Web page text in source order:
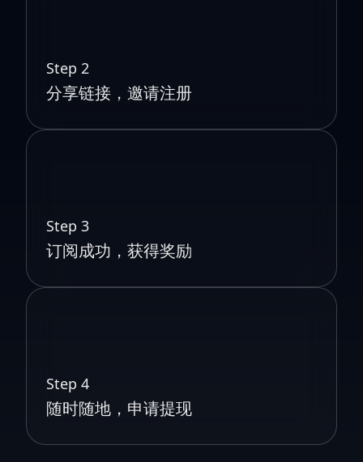
Step 2
分享链接，邀请注册
Step 3
订阅成功，获得奖励
Step 4
随时随地，申请提现